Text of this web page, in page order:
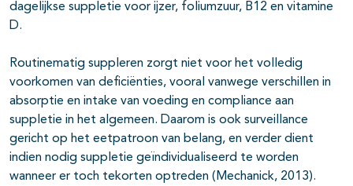
dagelijkse suppletie voor ijzer, foliumzuur, B12 en vitamine
D.
Routinematig suppleren zorgt niet voor het volledig
voorkomen van deficiënties, vooral vanwege verschillen in
absorptie en intake van voeding en compliance aan
suppletie in het algemeen. Daarom is ook surveillance
gericht op het eetpatroon van belang, en verder dient
indien nodig suppletie geïndividualiseerd te worden
wanneer er toch tekorten optreden (Mechanick, 2013).